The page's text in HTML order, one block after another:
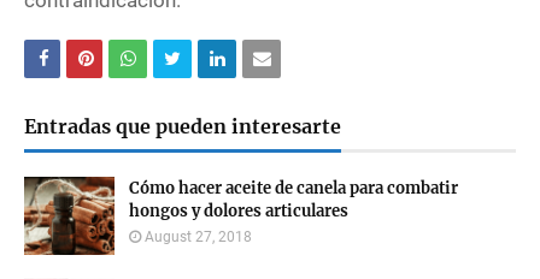
Entradas que pueden interesarte
Cómo hacer aceite de canela para combatir
hongos y dolores articulares
August 27, 2018